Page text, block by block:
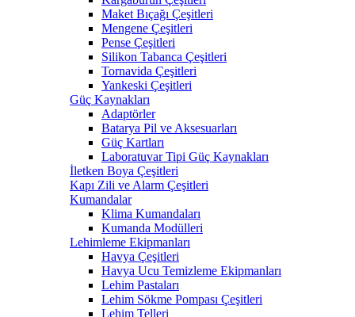
Maket Bıçağı Çeşitleri
Mengene Çeşitleri
Pense Çeşitleri
Silikon Tabanca Çeşitleri
Tornavida Çeşitleri
Yankeski Çeşitleri
Güç Kaynakları
Adaptörler
Batarya Pil ve Aksesuarları
Güç Kartları
Laboratuvar Tipi Güç Kaynakları
İletken Boya Çeşitleri
Kapı Zili ve Alarm Çeşitleri
Kumandalar
Klima Kumandaları
Kumanda Modülleri
Lehimleme Ekipmanları
Havya Çeşitleri
Havya Ucu Temizleme Ekipmanları
Lehim Pastaları
Lehim Sökme Pompası Çeşitleri
Lehim Telleri